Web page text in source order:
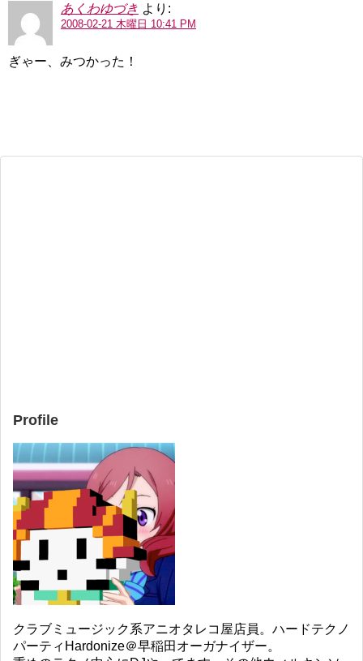
あくわゆづき より:
2008-02-21 木曜日 10:41 PM
ぎゃー、みつかった！
Profile
クラブミュージック系アニオタレコ屋店員。ハードテクノ
パーティHardonize＠早稲田オーガナイザー。